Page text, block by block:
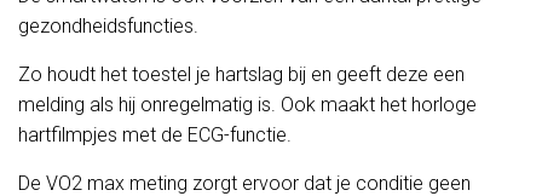
gezondheidsfuncties.
Zo houdt het toestel je hartslag bij en geeft deze een
melding als hij onregelmatig is. Ook maakt het horloge
hartfilmpjes met de ECG-functie.
De VO2 max meting zorgt ervoor dat je conditie geen